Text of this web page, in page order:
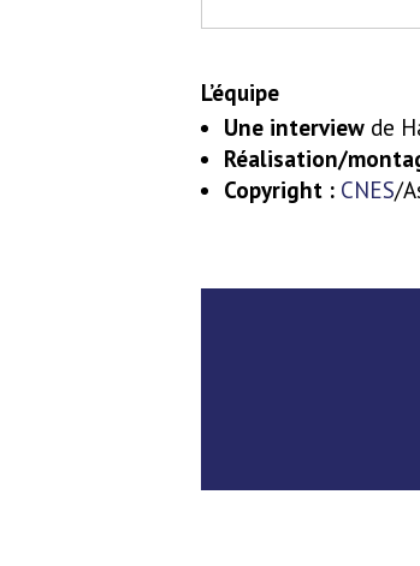
L’équipe
Une interview de
Réalisation/
Copyright : CNES/